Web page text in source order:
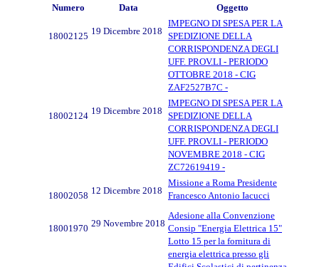
Numero Data Oggetto
18002125 19 Dicembre 2018
IMPEGNO DI SPESA PER LA
SPEDIZIONE DELLA
CORRISPONDENZA DEGLI
UFF. PROV.LI - PERIODO
OTTOBRE 2018 - CIG
ZAF2527B7C -
18002124 19 Dicembre 2018
IMPEGNO DI SPESA PER LA
SPEDIZIONE DELLA
CORRISPONDENZA DEGLI
UFF. PROV.LI - PERIODO
NOVEMBRE 2018 - CIG
ZC72619419 -
18002058 12 Dicembre 2018
Missione a Roma Presidente
Francesco Antonio Iacucci
18001970 29 Novembre 2018
Adesione alla Convenzione
Consip "Energia Elettrica 15"
Lotto 15 per la fornitura di
energia elettrica presso gli